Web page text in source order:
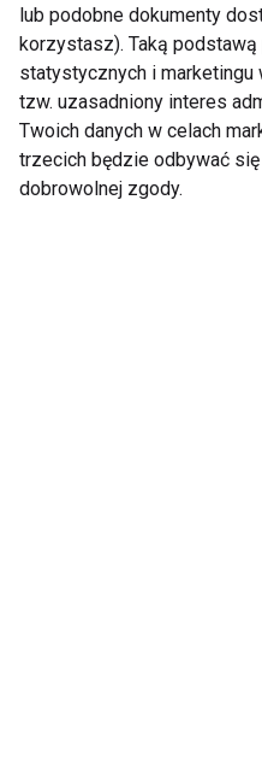
Choroba Hashimoto -
pierwsze objawy
lub podobne dokumenty
korzystasz). Taką
statystycznych i marketingu
tzw. uzasadniony interes
Twoich danych w celach
trzecich będzie odbywać
dobrowolnej zgody.